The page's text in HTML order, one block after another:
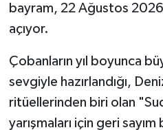
bayram, 22 Ağustos 2026
açıyor.
Çobanların yıl boyunca
sevgiyle hazırlandığı,
ritüellerinden biri olan
yarışmaları için geri